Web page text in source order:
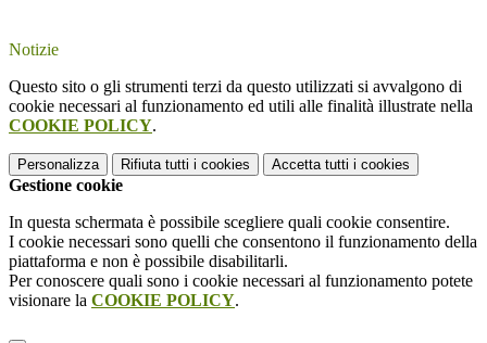
Notizie
Questo sito o gli strumenti terzi da questo utilizzati si avvalgono di
cookie necessari al funzionamento ed utili alle finalità illustrate nella
COOKIE POLICY.
Personalizza Rifiuta tutti i cookies Accetta tutti i cookies
Gestione cookie
In questa schermata è possibile scegliere quali cookie consentire.
I cookie necessari sono quelli che consentono il funzionamento della
piattaforma e non è possibile disabilitarli.
Per conoscere quali sono i cookie necessari al funzionamento potete
visionare la COOKIE POLICY.